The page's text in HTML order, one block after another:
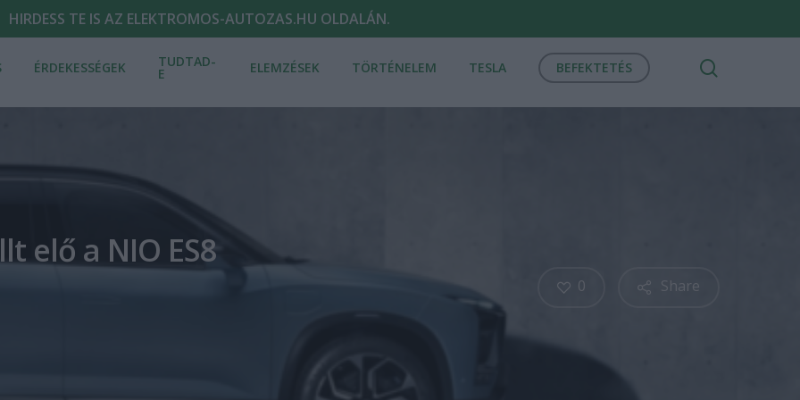
HIRDESS TE IS AZ ELEKTROMOS-AUTOZAS.HU OLDALÁN.
ÉRDEKESSÉGEK TUDTAD-
E ELEMZÉSEK TÖRTÉNELEM TESLA BEFEKTETÉS
elő a NIO ES8
Share
0